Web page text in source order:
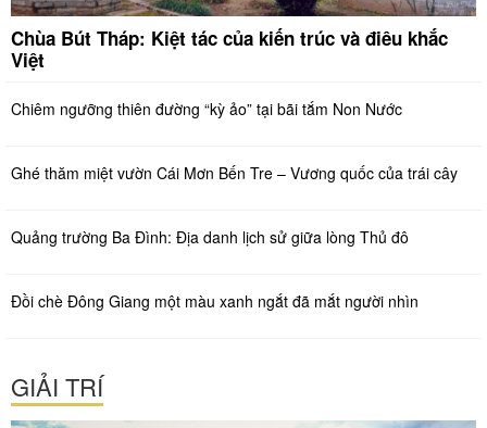
Chùa Bút Tháp: Kiệt tác của kiến trúc và điêu khắc
Việt
Chiêm ngưỡng thiên đường “kỳ ảo” tại bãi tắm Non Nước
Ghé thăm miệt vườn Cái Mơn Bến Tre – Vương quốc của trái cây
Quảng trường Ba Đình: Địa danh lịch sử giữa lòng Thủ đô
Đồi chè Đông Giang một màu xanh ngắt đã mắt người nhìn
GIẢI TRÍ